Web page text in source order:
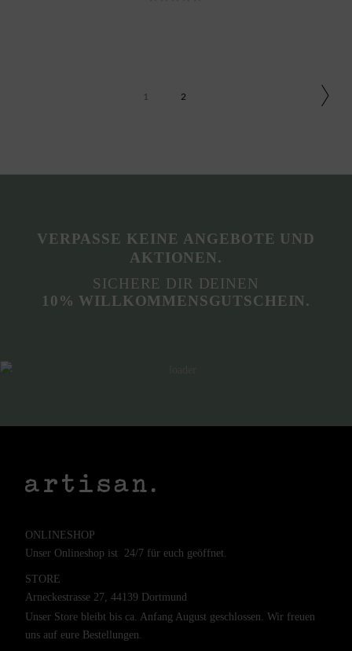
1 2
VERPASSE KEINE ANGEBOTE UND
AKTIONEN.
SICHERE DIR DEINEN
10% WILLKOMMENSGUTSCHEIN.
ONLINESHOP
Unser Onlineshop ist 24/7 für euch geöffnet.
STORE
Arneckestrasse 27, 44139 Dortmund
Unser Store bleibt bis ca. Anfang August geschlossen. Wir freuen
uns auf eure Bestellungen.